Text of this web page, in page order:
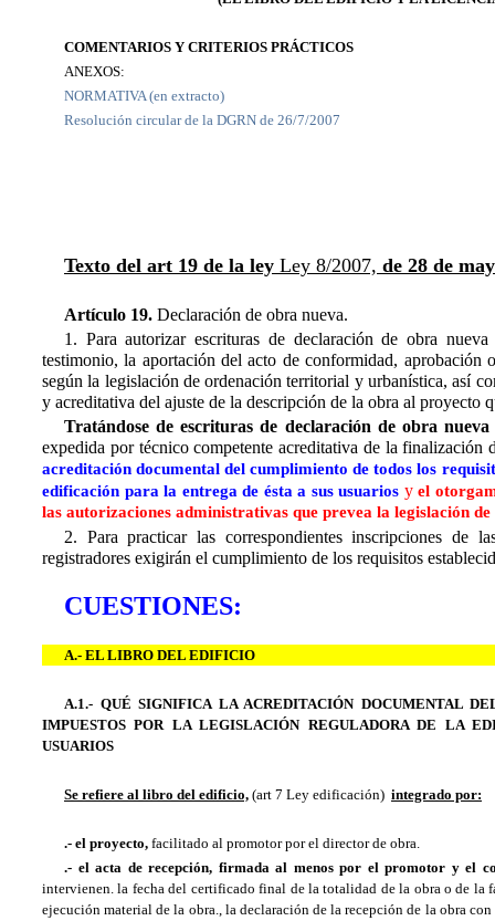
COMENTARIOS Y CRITERIOS PRÁCTICOS
ANEXOS:
NORMATIVA (en extracto)
Resolución circular de la DGRN de 26/7/2007
Texto del art 19 de la ley Ley 8/2007, de 28 de
Artículo 19. Declaración de obra nueva.
1. Para autorizar escrituras de declaración de obra
testimonio, la aportación del acto de conformidad, aprobación
según la legislación de ordenación territorial y urbanística, así
y acreditativa del ajuste de la descripción de la obra al proyecto
Tratándose de escrituras de declaración de obra
expedida por técnico competente acreditativa de la
acreditación documental del cumplimiento de todos los
edificación para la entrega de ésta a sus usuarios yel
las autorizaciones administrativas que prevea la legislación
2. Para practicar las correspondientes inscripciones de
registradores exigirán el cumplimiento de los requisitos
CUESTIONES:
A.- EL LIBRO DEL EDIFICIO
A.1.- QUÉ SIGNIFICA LA ACREDITACIÓN DOCUMENTAL
IMPUESTOS POR LA LEGISLACIÓN REGULADORA DE LA
USUARIOS
Se refiere al libro del edificio, (art 7 Ley edificación) integrado por:
.- el proyecto, facilitado al promotor por el director de obra.
.- el acta de recepción, firmada al menos por el promotor y el
intervienen. la fecha del certificado final de la totalidad de la obra o de la
ejecución material de la obra., la declaración de la recepción de la obra